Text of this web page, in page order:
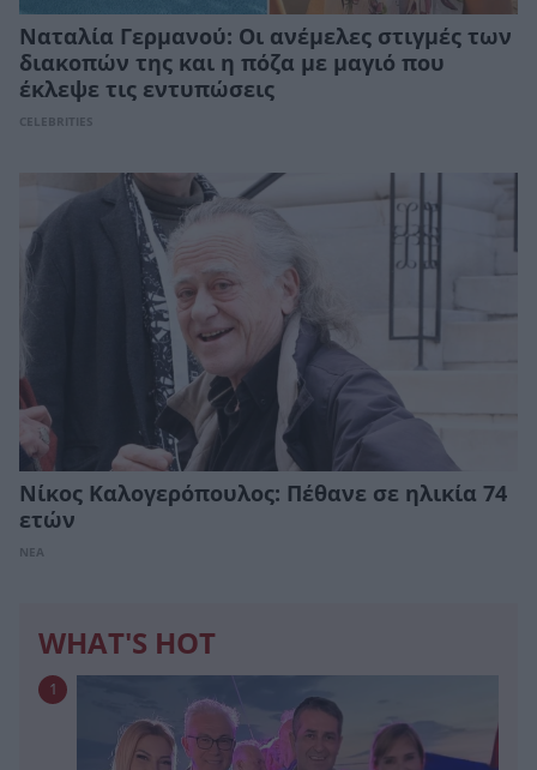
Ναταλία Γερμανού: Οι ανέμελες στιγμές των
διακοπών της και η πόζα με μαγιό που
έκλεψε τις εντυπώσεις
CELEBRITIES
Νίκος Καλογερόπουλος: Πέθανε σε ηλικία 74
ετών
ΝΕΑ
WHAT'S HOT
1